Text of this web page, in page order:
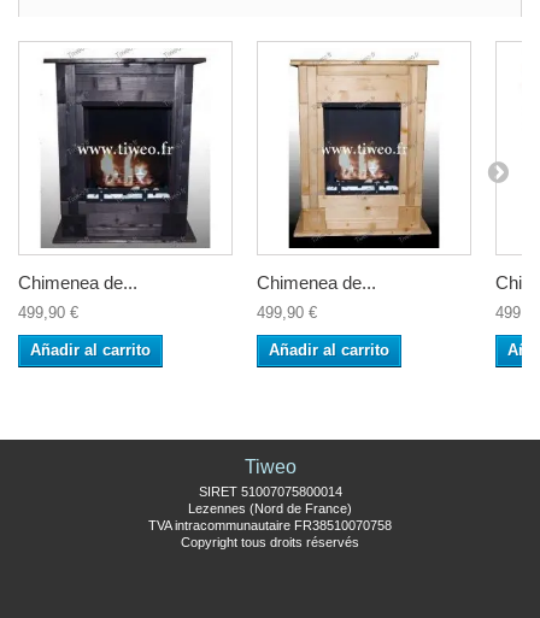
Chimenea de...
499,90 €
Añadir al carrito
Chimenea de...
499,90 €
Añadir al carrito
Tiweo
SIRET 51007075800014
Lezennes (Nord de France)
TVA intracommunautaire FR38510070758
Copyright tous droits réservés